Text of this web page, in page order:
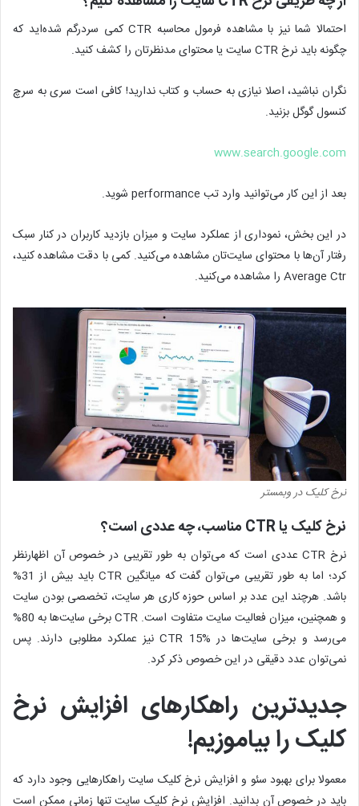
احتمالا شما نیز با مشاهده فرمول محاسبه CTR کمی سردرگم شده‌اید که
چگونه باید نرخ CTR سایت یا محتوای مدنظرتان را کشف کنید.
نگران نباشید، اصلا نیازی به حساب و کتاب ندارید! کافی است سری به سرچ
کنسول گوگل بزنید.
www.search.google.com
بعد از این کار می‌توانید وارد تب performance شوید.
در این بخش، نموداری از عملکرد سایت و میزان بازدید کاربران در کنار سبک
رفتار آن‌ها با محتوای سایت‌تان مشاهده می‌کنید. کمی با دقت مشاهده کنید،
Average Ctr را مشاهده می‌کنید.
نرخ کلیک در وبمستر
نرخ کلیک یا CTR مناسب، چه عددی است؟
نرخ CTR عددی است که می‌توان به طور تقریبی در خصوص آن اظهارنظر
کرد؛ اما به طور تقریبی می‌توان گفت که میانگین CTR باید بیش از 31%
باشد. هرچند این عدد بر اساس حوزه کاری هر سایت، تخصصی بودن سایت
و همچنین، میزان فعالیت سایت متفاوت است. CTR برخی سایت‌ها به 80%
می‌رسد و برخی سایت‌ها در CTR 15% نیز عملکرد مطلوبی دارند. پس
نمی‌توان عدد دقیقی در این خصوص ذکر کرد.
جدیدترین راهکارهای افزایش نرخ
کلیک را بیاموزیم!
معمولا برای بهبود سئو و افزایش نرخ کلیک سایت راهکارهایی وجود دارد که
باید در خصوص آن بدانید. افزایش نرخ کلیک سایت تنها زمانی ممکن است